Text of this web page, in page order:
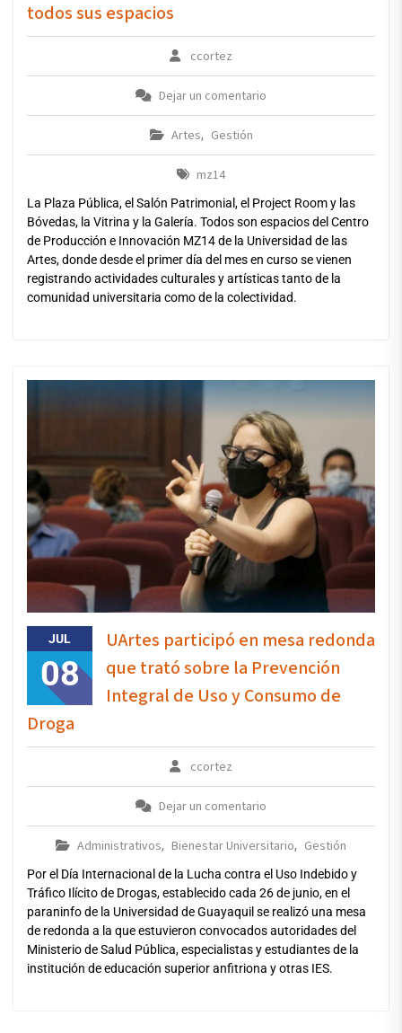
todos sus espacios
ccortez
Dejar un comentario
Artes, Gestión
mz14
La Plaza Pública, el Salón Patrimonial, el Project Room y las
Bóvedas, la Vitrina y la Galería. Todos son espacios del Centro
de Producción e Innovación MZ14 de la Universidad de las
Artes, donde desde el primer día del mes en curso se vienen
registrando actividades culturales y artísticas tanto de la
comunidad universitaria como de la colectividad.
JUL
08
UArtes participó en mesa redonda
que trató sobre la Prevención
Integral de Uso y Consumo de
Droga
ccortez
Dejar un comentario
Administrativos, Bienestar Universitario, Gestión
Por el Día Internacional de la Lucha contra el Uso Indebido y
Tráfico Ilícito de Drogas, establecido cada 26 de junio, en el
paraninfo de la Universidad de Guayaquil se realizó una mesa
de redonda a la que estuvieron convocados autoridades del
Ministerio de Salud Pública, especialistas y estudiantes de la
institución de educación superior anfitriona y otras IES.